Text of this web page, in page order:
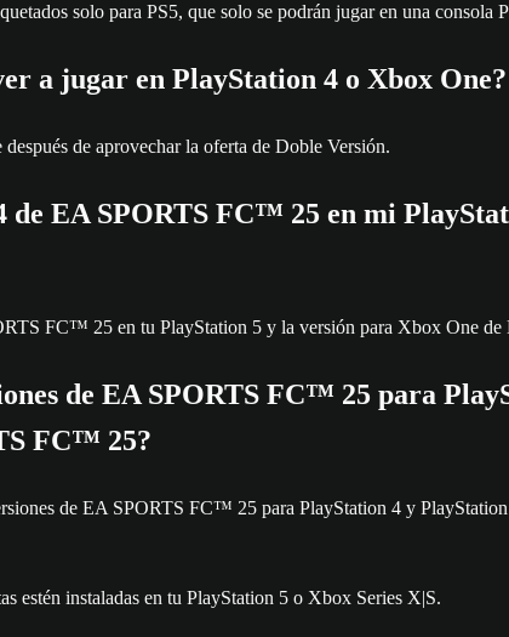
solo para PS5, que solo se podrán jugar en una consola
a jugar en PlayStation 4 o Xbox One?
de aprovechar la oferta de Doble Versión.
EA SPORTS FC™ 25 en mi
FC™ 25 en tu PlayStation 5 y la versión para Xbox One
de EA SPORTS FC™ 25 para
FC™ 25?
de EA SPORTS FC™ 25 para PlayStation 4 y
estén instaladas en tu PlayStation 5 o Xbox Series X|S.